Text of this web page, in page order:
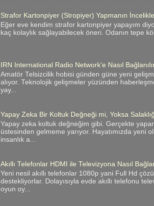
Strafor Kartonpiyer (Stropiyer) Yapmanın
Eğer eve kendim strafor kartonpiyer yapayım
kaç kolaylık sağlayabilecek öneri. Odanın tepe
IRN International Radio Network'e Nasıl
Amatör Telsizcilik hobisi günden güne yeni
alıyor. Teknolojik gelişmeler yüzünden
yay...
Yapay Zeka Bir Koltuk Değneği mi, Yoksa
Yapay zeka koltuk değneğim gibi. Gerçekte
üstesinden gelmeme yarıyor. Hayatımızda yeni
insanlık a...
Akıllı Telefonlar HDMI ile Televizyona Nasıl
Yeni nesil akıllı telefonlar 1080p yani Full Hd
destekliyorlar. Dolayısıyla evde akıllı telefonu
oyun oy...